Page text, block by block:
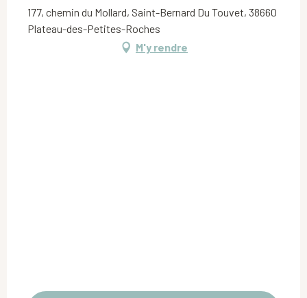
177, chemin du Mollard, Saint-Bernard Du Touvet, 38660
Plateau-des-Petites-Roches
M'y rendre